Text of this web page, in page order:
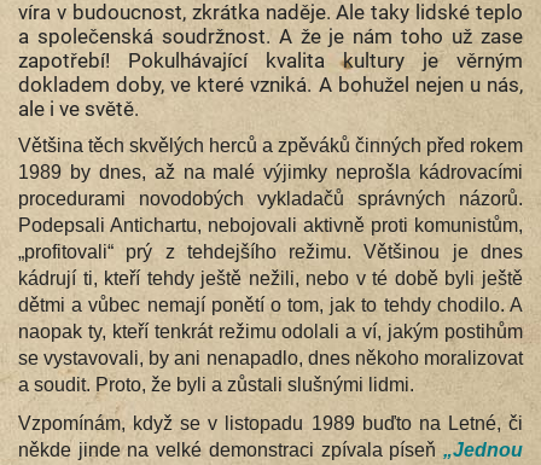
víra v budoucnost, zkrátka naděje. Ale taky lidské teplo
a společenská soudržnost. A že je nám toho už zase
zapotřebí! Pokulhávající kvalita kultury je věrným
dokladem doby, ve které vzniká. A bohužel nejen u nás,
ale i ve světě.
Většina těch skvělých herců a zpěváků činných před rokem
1989 by dnes, až na malé výjimky neprošla kádrovacími
procedurami novodobých vykladačů správných názorů.
Podepsali Antichartu, nebojovali aktivně proti komunistům,
„profitovali“ prý z tehdejšího režimu. Většinou je dnes
kádrují ti, kteří tehdy ještě nežili, nebo v té době byli ještě
dětmi a vůbec nemají ponětí o tom, jak to tehdy chodilo. A
naopak ty, kteří tenkrát režimu odolali a ví, jakým postihům
se vystavovali, by ani nenapadlo, dnes někoho moralizovat
a soudit. Proto, že byli a zůstali slušnými lidmi.
Vzpomínám, když se v listopadu 1989 buďto na Letné, či
někde jinde na velké demonstraci zpívala píseň „Jednou